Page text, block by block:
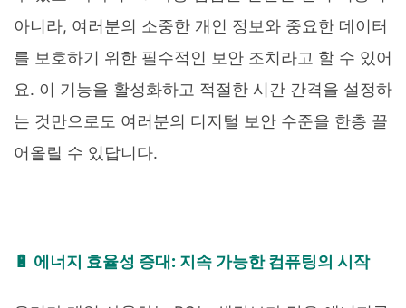
아니라, 여러분의 소중한 개인 정보와 중요한 데이터
를 보호하기 위한 필수적인 보안 조치라고 할 수 있어
요. 이 기능을 활성화하고 적절한 시간 간격을 설정하
는 것만으로도 여러분의 디지털 보안 수준을 한층 끌
어올릴 수 있답니다.
🔋 에너지 효율성 증대: 지속 가능한 컴퓨팅의 시작